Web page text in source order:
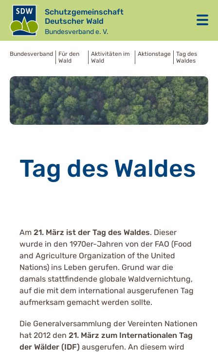
Schutzgemeinschaft
Deutscher Wald
Bundesverband e. V.
Bundesverband
Für den
Wald
Aktivitäten im
Wald
Aktionstage
Tag des
Waldes
Tag des Waldes
Am 21. März ist der Tag des Waldes. Dieser
wurde in den 1970er-Jahren von der FAO (Food
and Agriculture Organization of the United
Nations) ins Leben gerufen. Grund war die
damals stattfindende globale Waldvernichtung,
auf die mit dem international ausgerufenen Tag
aufmerksam gemacht werden sollte.
Die Generalversammlung der Vereinten Nationen
hat 2012 den 21. März zum Internationalen Tag
der Wälder (IDF) ausgerufen. An diesem wird